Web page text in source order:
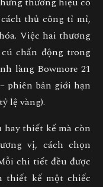
thủ công tỉ mỉ,
Việc hai thương
chấn động trong
làng Bowmore 21
phiên bản giới hạn
lệ vàng).
hay thiết kế mà còn
vị, cách chọn
chi tiết đều được
thiết kế một chiếc